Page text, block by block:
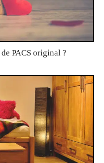
PACS original ?